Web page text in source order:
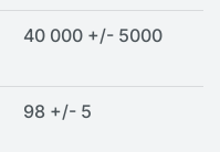
40 000 +/- 5000
98 +/- 5